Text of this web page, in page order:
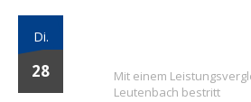
Di.
28
Mit einem
Leutenbach bestritt